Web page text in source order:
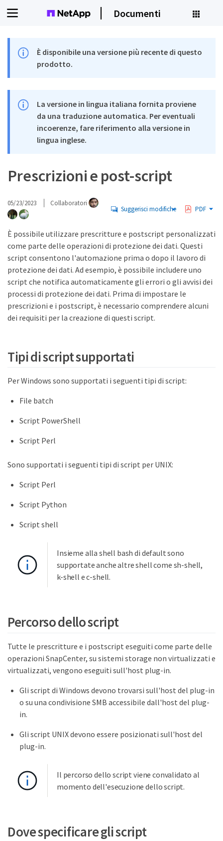
Documenti
È disponibile una versione più recente di questo
prodotto.
La versione in lingua italiana fornita proviene
da una traduzione automatica. Per eventuali
incoerenze, fare riferimento alla versione in
lingua inglese.
Prescrizioni e post-script
05/23/2023 Collaboratori
Suggerisci modifiche PDF
È possibile utilizzare prescritture e postscript personalizzati
come parte delle operazioni di protezione dei dati. Questi
script consentono l'automazione prima o dopo il lavoro di
protezione dei dati. Ad esempio, è possibile includere uno
script che notifica automaticamente gli errori o gli avvisi dei
processi di protezione dei dati. Prima di impostare le
prescrizioni e i postscript, è necessario comprendere alcuni
dei requisiti per la creazione di questi script.
Tipi di script supportati
Per Windows sono supportati i seguenti tipi di script:
File batch
Script PowerShell
Script Perl
Sono supportati i seguenti tipi di script per UNIX:
Script Perl
Script Python
Script shell
Insieme alla shell bash di default sono
supportate anche altre shell come sh-shell,
k-shell e c-shell.
Percorso dello script
Tutte le prescritture e i postscript eseguiti come parte delle
operazioni SnapCenter, su sistemi storage non virtualizzati e
virtualizzati, vengono eseguiti sull'host plug-in.
Gli script di Windows devono trovarsi sull'host del plug-in
o su una condivisione SMB accessibile dall'host del plug-
in.
Gli script UNIX devono essere posizionati sull'host del
plug-in.
Il percorso dello script viene convalidato al
momento dell'esecuzione dello script.
Dove specificare gli script